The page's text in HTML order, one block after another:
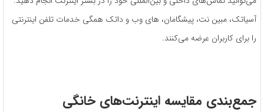
آسیاتک، مبین نت، پیشگامان، های وب و داتک همگی خدمات تلفن اینترنتی
را برای کاربران عرضه می‌کنند.
جمع‌بندی مقایسه اینترنت‌های خانگی